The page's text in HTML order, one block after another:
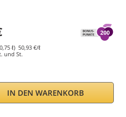
ℓ) 50,93 €/ℓ
und St.
IN DEN WARENKORB